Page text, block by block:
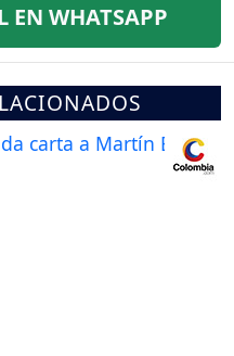
EN WHATSAPP